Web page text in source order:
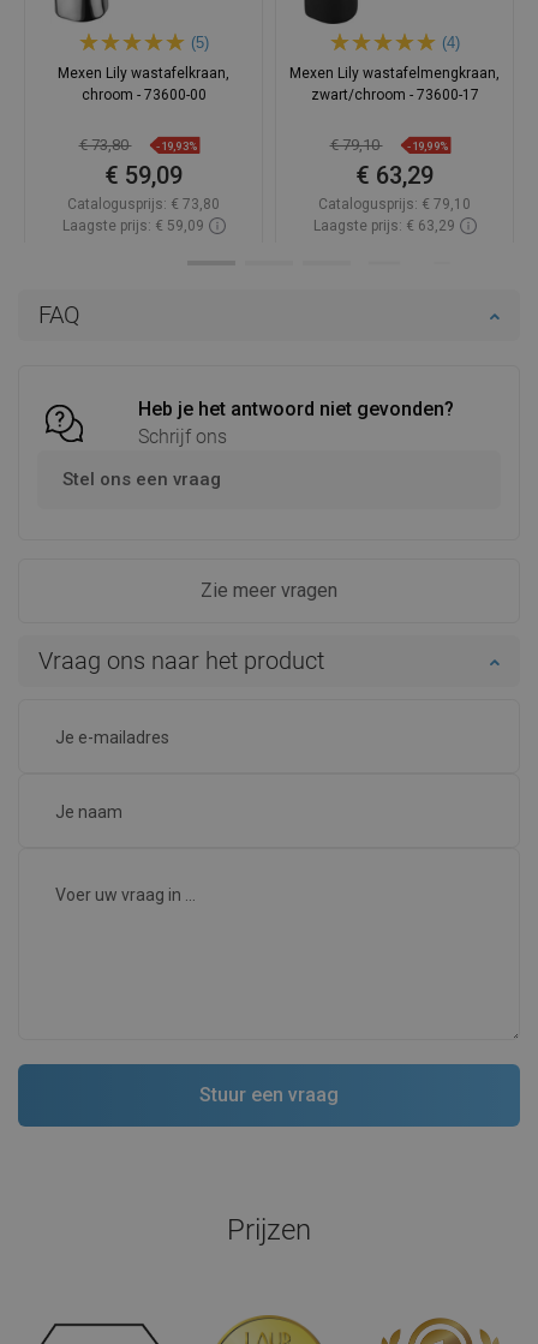
FAQ
Heb je het antwoord niet gevonden?
Schrijf ons
Stel ons een vraag
Zie meer vragen
Vraag ons naar het product
(5)
Mexen Lily wastafelkraan,
chroom - 73600-00
€ 73,80 -19,93%
€ 59,09
Catalogusprijs: € 73,80
Laagste prijs: € 59,09
(4)
Mexen Lily wastafelmengkraan,
zwart/chroom - 73600-17
€ 79,10 -19,99%
€ 63,29
Catalogusprijs: € 79,10
Laagste prijs: € 63,29
Prijzen